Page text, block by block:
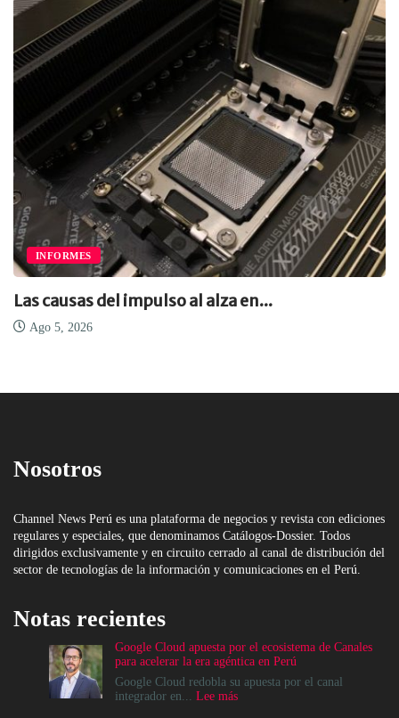
INFORMES
Las causas del impulso al alza en...
Ago 5, 2026
Nosotros
Channel News Perú es una plataforma de negocios y revista con ediciones
regulares y especiales, que denominamos Catálogos-Dossier. Todos
dirigidos exclusivamente y en circuito cerrado al canal de distribución del
sector de tecnologías de la información y comunicaciones en el Perú.
Notas recientes
Google Cloud apuesta por el ecosistema de Canales
para acelerar la era agéntica en Perú
Google Cloud redobla su apuesta por el canal
integrador en... Lee más: